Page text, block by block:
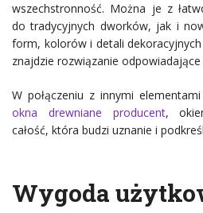
wszechstronność. Można je z
do tradycyjnych dworków, jak i
form, kolorów i detali
znajdzie rozwiązanie
W połączeniu z innymi
okna drewniane producent,
całość, która budzi uznanie i
Wygoda